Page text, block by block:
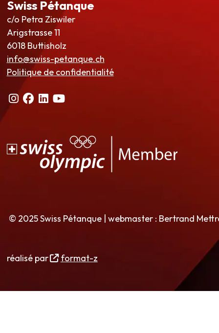
Swiss Pétanque
c/o Petra Ziswiler
Arigstrasse 11
6018 Buttisholz
info@swiss-petanque.ch
Politique de confidentialité
© 2025 Swiss Pétanque | webmaster : Bertrand
réalisé par format-z